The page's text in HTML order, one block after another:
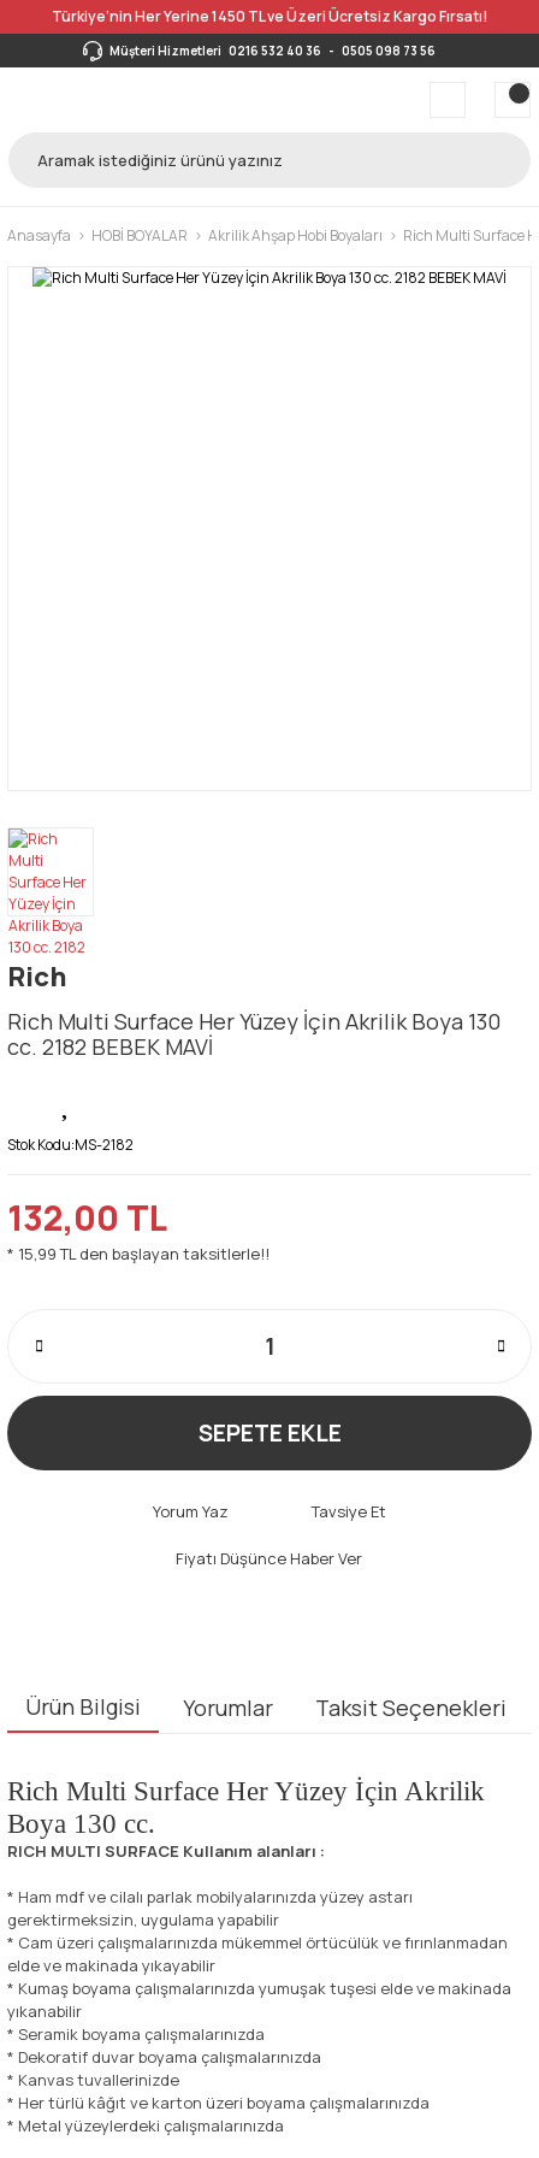
Türkiye’nin Her Yerine 1450 TL ve Üzeri Ücretsiz Kargo Fırsatı!
Müşteri Hizmetleri 0216 532 40 36 - 0505 098 73 56
Anasayfa HOBİ BOYALAR Akrilik Ahşap Hobi Boyaları Rich Multi Surface
Rich
Rich Multi Surface Her Yüzey İçin Akrilik Boya 130
cc. 2182 BEBEK MAVİ
Stok Kodu:MS-2182
132,00 TL
* 15,99 TL den başlayan taksitlerle!!
SEPETE EKLE
Yorum Yaz Tavsiye Et
Fiyatı Düşünce Haber Ver
Ürün Bilgisi Yorumlar Taksit Seçenekleri
Rich Multi Surface Her Yüzey İçin Akrilik
Boya 130 cc.
RICH MULTI SURFACE Kullanım alanları :
* Ham mdf ve cilalı parlak mobilyalarınızda yüzey astarı
gerektirmeksizin, uygulama yapabilir
* Cam üzeri çalışmalarınızda mükemmel örtücülük ve fırınlanmadan
elde ve makinada yıkayabilir
* Kumaş boyama çalışmalarınızda yumuşak tuşesi elde ve makinada
yıkanabilir
* Seramik boyama çalışmalarınızda
* Dekoratif duvar boyama çalışmalarınızda
* Kanvas tuvallerinizde
* Her türlü kâğıt ve karton üzeri boyama çalışmalarınızda
* Metal yüzeylerdeki çalışmalarınızda